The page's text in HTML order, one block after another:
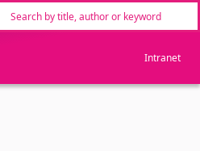
Intranet